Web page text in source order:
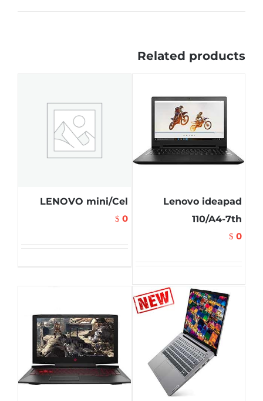
Related products
Lenovo ideapad
110/A4-7th
$ 0
LENOVO mini/Cel
$ 0